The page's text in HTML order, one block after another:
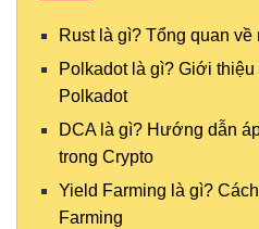
Rust là gì? Tổng quan
Polkadot là gì? Giới
Polkadot
DCA là gì? Hướng dẫn
trong Crypto
Yield Farming là gì?
Farming